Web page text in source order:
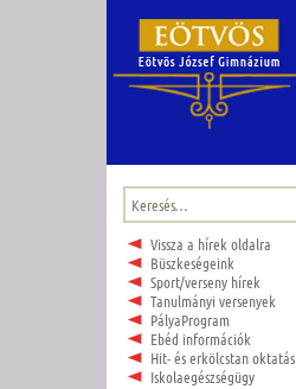
Keresés:
Vissza a hírek oldalra
Büszkeségeink
Sport/verseny hírek
Tanulmányi versenyek
PályaProgram
Ebéd információk
Hit- és erkölcstan oktatás
Iskolaegészségügy